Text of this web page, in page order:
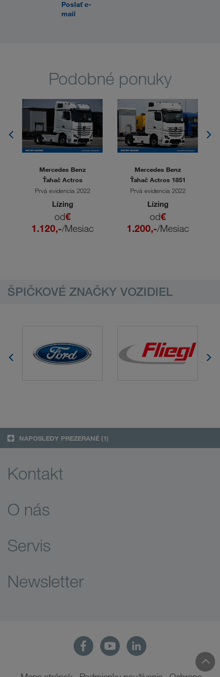
Poslať e-
mail
Podobné ponuky
Mercedes Benz
Ťahač Actros
Prvá evidencia 2022
Lízing
od€
1.120,-/Mesiac
Mercedes Benz
Ťahač Actros 1851
Prvá evidencia 2022
Lízing
od€
1.200,-/Mesiac
ŠPIČKOVÉ ZNAČKY VOZIDIEL
NAPOSLEDY PREZERANÉ (1)
Kontakt
O nás
Servis
Newsletter